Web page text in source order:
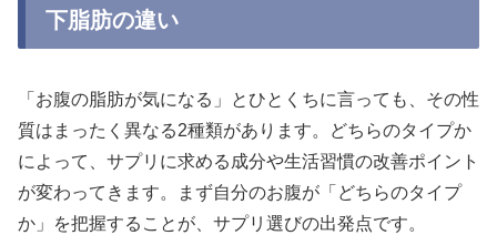
下脂肪の違い
「お腹の脂肪が気になる」とひとくちに言っても、その性
質はまったく異なる2種類があります。どちらのタイプか
によって、サプリに求める成分や生活習慣の改善ポイント
が変わってきます。まず自分のお腹が「どちらのタイプ
か」を把握することが、サプリ選びの出発点です。